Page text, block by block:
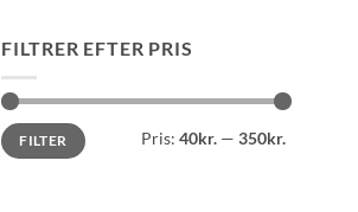
FILTRER EFTER PRIS
Mindste
pris
Højeste
prisFILTER Pris: 40kr. — 350kr.